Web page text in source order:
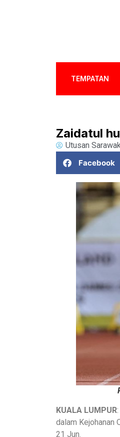
TEMPATAN
Zaidatul
Utusan
Facebook
KUALA LUMPUR
dalam Kejohanan
21 Jun.